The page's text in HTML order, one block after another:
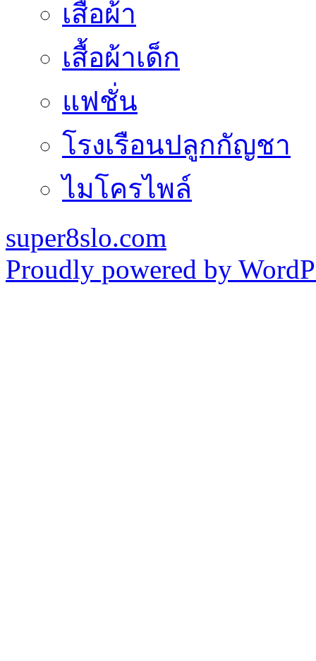
เสื้อผ้า
เสื้อผ้าเด็ก
แฟชั่น
โรงเรือนปลูกกัญชา
ไมโครไพล์
super8slo.com
Proudly powered by